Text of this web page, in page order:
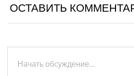
ОСТАВИТЬ